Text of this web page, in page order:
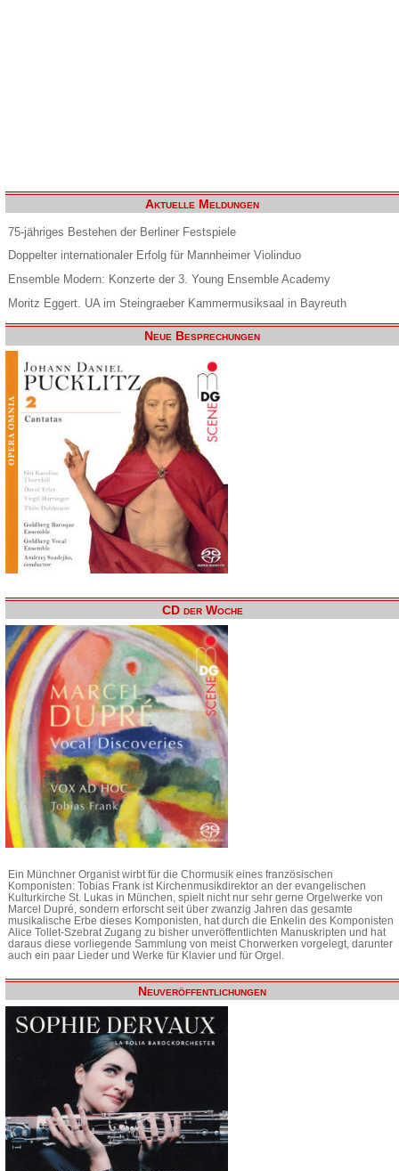
Aktuelle Meldungen
75-jähriges Bestehen der Berliner Festspiele
Doppelter internationaler Erfolg für Mannheimer Violinduo
Ensemble Modern: Konzerte der 3. Young Ensemble Academy
Moritz Eggert. UA im Steingraeber Kammermusiksaal in Bayreuth
Neue Besprechungen
CD der Woche
Ein Münchner Organist wirbt für die Chormusik eines französischen
Komponisten: Tobias Frank ist Kirchenmusikdirektor an der evangelischen
Kulturkirche St. Lukas in München, spielt nicht nur sehr gerne Orgelwerke von
Marcel Dupré, sondern erforscht seit über zwanzig Jahren das gesamte
musikalische Erbe dieses Komponisten, hat durch die Enkelin des Komponisten
Alice Tollet-Szebrat Zugang zu bisher unveröffentlichten Manuskripten und hat
daraus diese vorliegende Sammlung von meist Chorwerken vorgelegt, darunter
auch ein paar Lieder und Werke für Klavier und für Orgel.
Neuveröffentlichungen